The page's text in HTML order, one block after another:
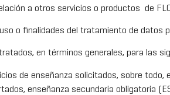
a otros servicios o productos de
o finalidades del tratamiento de datos
en términos generales, para las
de enseñanza solicitados, sobre todo,
enseñanza secundaria obligatoria